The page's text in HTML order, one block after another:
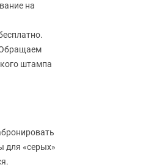
на
Обращаем
штампа
для «серых»